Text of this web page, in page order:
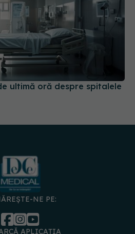
ultimă oră despre spitalele
NE PE: